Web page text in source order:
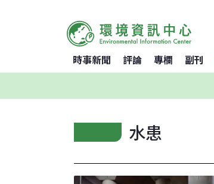
時事新聞 評論 專欄 副刊
水患